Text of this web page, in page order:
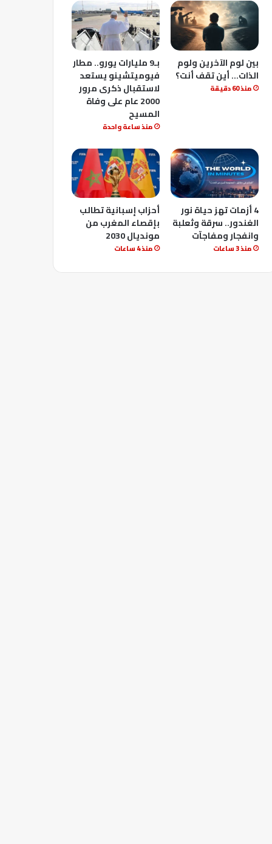
بين لوم الآخرين ولوم
الذات… أين تقف أنت؟
منذ 60 دقيقة
بـ9 مليارات يورو.. مطار
فيوميتشينو يستعد
لاستقبال ذكرى مرور
2000 عام على وفاة
المسيح
منذ ساعة واحدة
4 أزمات تهز حياة نور
الغندور.. سرقة وثعلبة
وانفجار ومفاجآت
منذ 3 ساعات
أحزاب إسبانية تطالب
بإقصاء المغرب من
مونديال 2030
منذ 4 ساعات